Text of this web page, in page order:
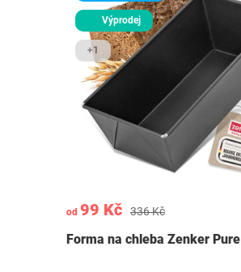
Výprodej
+1
od 99 Kč 336 Kč
Forma na chleba Zenker Pure